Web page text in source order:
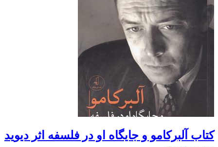
کتاب آلبرکامو و جایگاه او در فلسفه اثر دیوید